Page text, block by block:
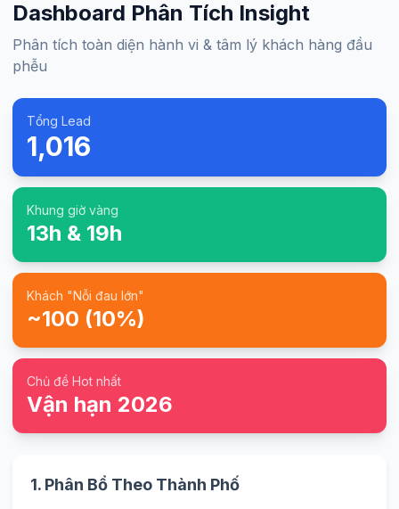
Dashboard Phân Tích Insight
Phân tích toàn diện hành vi & tâm lý khách hàng đầu
phễu
Tổng Lead
1,016
Khung giờ vàng
13h & 19h
Khách "Nỗi đau lớn"
~100 (10%)
Chủ đề Hot nhất
Vận hạn 2026
1. Phân Bổ Theo Thành Phố